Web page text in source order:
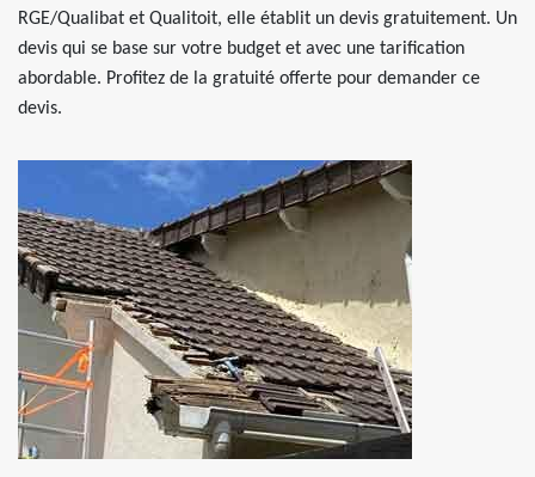
RGE/Qualibat et Qualitoit, elle établit un devis gratuitement. Un
devis qui se base sur votre budget et avec une tarification
abordable. Profitez de la gratuité offerte pour demander ce
devis.